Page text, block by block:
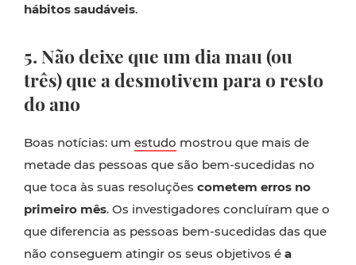
hábitos saudáveis.
5. Não deixe que um dia mau (ou
três) que a desmotivem para o resto
do ano
Boas notícias: um estudo mostrou que mais de
metade das pessoas que são bem-sucedidas no
que toca às suas resoluções cometem erros no
primeiro mês. Os investigadores concluíram que o
que diferencia as pessoas bem-sucedidas das que
não conseguem atingir os seus objetivos é a